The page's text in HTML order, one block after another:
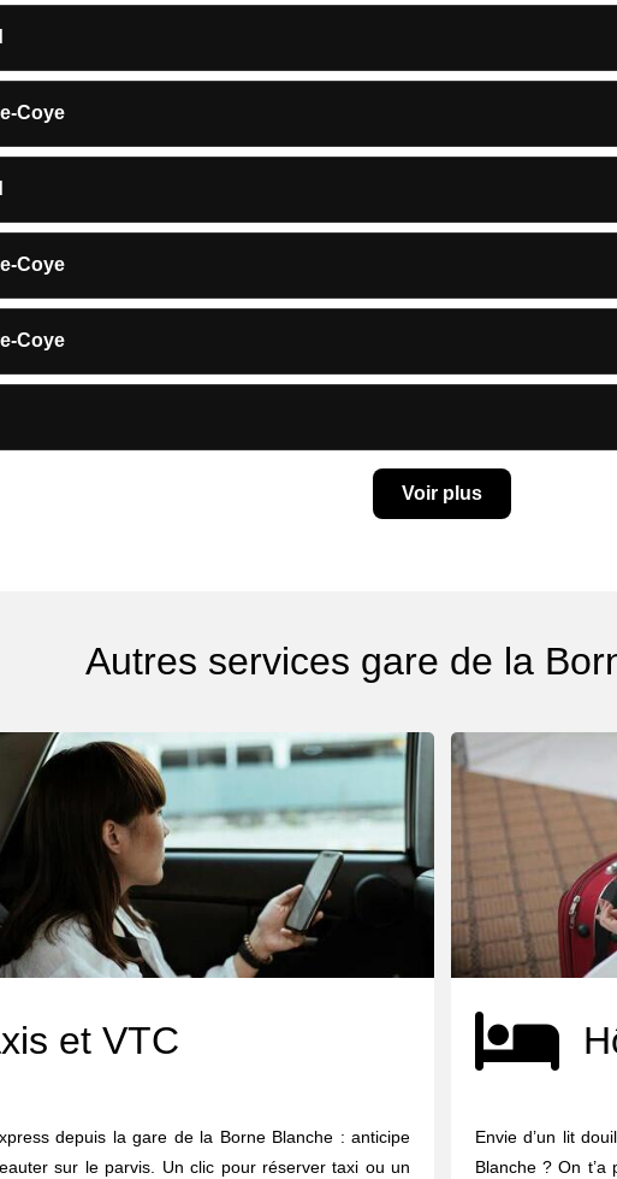
Coye
Coye
Coye
Voir plus
Autres services gare de la
et VTC
depuis la gare de la Borne Blanche : anticipe
sur le parvis. Un clic pour réserver taxi ou un
Envie d’un lit
Blanche ? On